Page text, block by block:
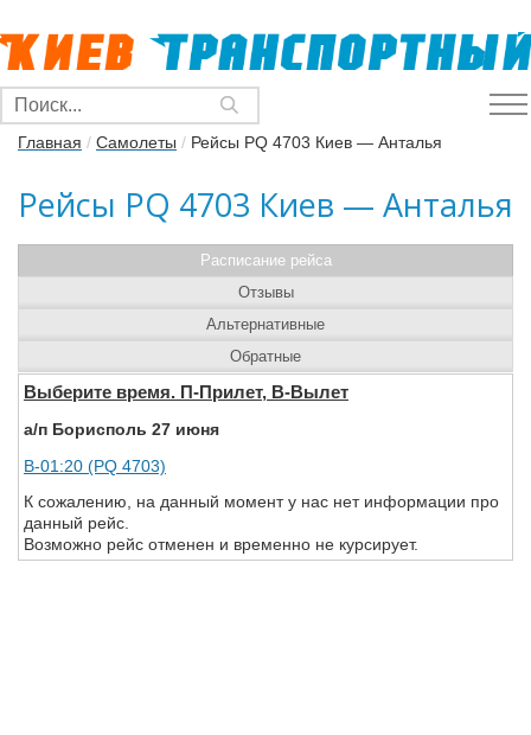
Главная / Самолеты / Рейсы PQ 4703 Киев — Анталья
Рейсы PQ 4703 Киев — Анталья
Расписание рейса
Выберите время. П-Прилет, В-Вылет
а/п Борисполь 27 июня
В-01:20 (PQ 4703)
К сожалению, на данный момент у нас нет информации про
данный рейс.
Возможно рейс отменен и временно не курсирует.
Отзывы
Альтернативные
Обратные